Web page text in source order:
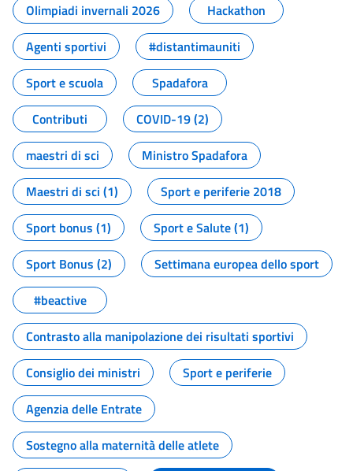
Olimpiadi invernali 2026
Hackathon
Agenti sportivi
#distantimauniti
Sport e scuola
Spadafora
Contributi
COVID-19 (2)
maestri di sci
Ministro Spadafora
Maestri di sci (1)
Sport e periferie 2018
Sport bonus (1)
Sport e Salute (1)
Sport Bonus (2)
Settimana europea dello sport
#beactive
Contrasto alla manipolazione dei risultati sportivi
Consiglio dei ministri
Sport e periferie
Agenzia delle Entrate
Sostegno alla maternità delle atlete